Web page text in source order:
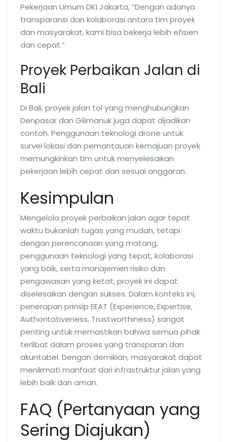
Pekerjaan Umum DKI Jakarta, “Dengan adanya
transparansi dan kolaborasi antara tim proyek
dan masyarakat, kami bisa bekerja lebih efisien
dan cepat.”
Proyek Perbaikan Jalan di
Bali
Di Bali, proyek jalan tol yang menghubungkan
Denpasar dan Gilimanuk juga dapat dijadikan
contoh. Penggunaan teknologi drone untuk
survei lokasi dan pemantauan kemajuan proyek
memungkinkan tim untuk menyelesaikan
pekerjaan lebih cepat dan sesuai anggaran.
Kesimpulan
Mengelola proyek perbaikan jalan agar tepat
waktu bukanlah tugas yang mudah, tetapi
dengan perencanaan yang matang,
penggunaan teknologi yang tepat, kolaborasi
yang baik, serta manajemen risiko dan
pengawasan yang ketat, proyek ini dapat
diselesaikan dengan sukses. Dalam konteks ini,
penerapan prinsip EEAT (Experience, Expertise,
Authoritativeness, Trustworthiness) sangat
penting untuk memastikan bahwa semua pihak
terlibat dalam proses yang transparan dan
akuntabel. Dengan demikian, masyarakat dapat
menikmati manfaat dari infrastruktur jalan yang
lebih baik dan aman.
FAQ (Pertanyaan yang
Sering Diajukan)